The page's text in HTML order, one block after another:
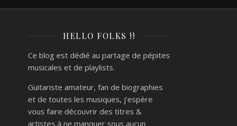
HELLO FOLKS !!
Ce blog est dédié au partage de pépites
musicales et de playlists.
Guitariste amateur, fan de biographies
et de toutes les musiques, j’espère
vous faire découvrir des titres &
artistes à ne manquer sous aucun